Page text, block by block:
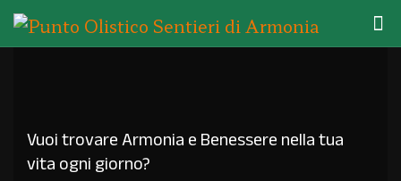
Vuoi trovare Armonia e Benessere nella tua
vita ogni giorno?